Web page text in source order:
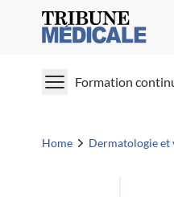
Medical Tribune
Formation
Home Dermatologie et